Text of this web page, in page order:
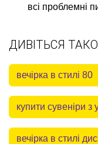
всі проблемні
ДИВІТЬСЯ
вечірка в стилі 80
купити сувеніри з
вечірка в стилі